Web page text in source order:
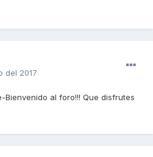
del 2017
Bienvenido al foro!!! Que disfrutes